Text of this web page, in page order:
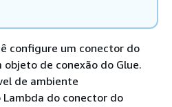
configure um conector do
objeto de conexão do Glue.
de ambiente
Lambda do conector do